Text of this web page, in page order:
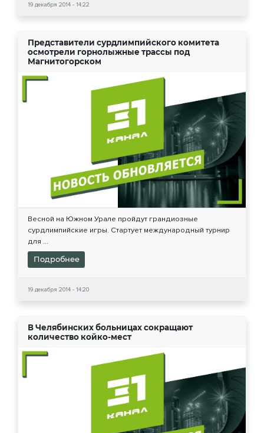
19 декабря 2014 - 14:22
Представители сурдлимпийского комитета
осмотрели горнолыжные трассы под
Магнитогорском
Весной на Южном Урале пройдут грандиозные
сурдлимпийские игры. Стартует международный турнир
для ...
Подробнее
19 декабря 2014 - 14:20
В Челябинских больницах сокращают
количество койко-мест